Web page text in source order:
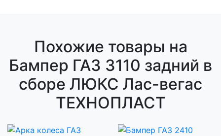
Похожие товары на
Бампер ГАЗ 3110 задний в
сборе ЛЮКС Лас-вегас
ТЕХНОПЛАСТ